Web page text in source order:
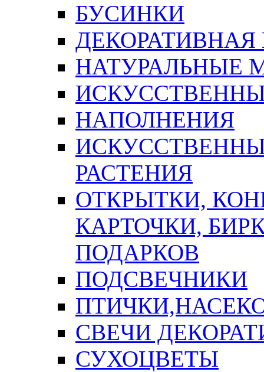
БУСИНКИ
ДЕКОРАТИВНАЯ
НАТУРАЛЬНЫЕ
НАПОЛНЕНИЯ
РАСТЕНИЯ
ОТКРЫТКИ,
КАРТОЧКИ,
ПОДАРКОВ
ПОДСВЕЧНИКИ
СВЕЧИ
СУХОЦВЕТЫ